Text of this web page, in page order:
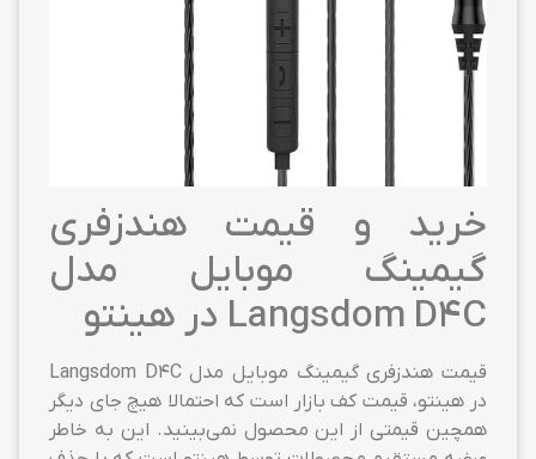
خرید و قیمت هندزفری
گیمینگ موبایل مدل
Langsdom D4C در هینتو
قیمت هندزفری گیمینگ موبایل مدل Langsdom D4C
در هینتو، قیمت کف بازار است که احتمالا هیچ جای دیگر
همچین قیمتی از این محصول نمی‌بینید. این به خاطر